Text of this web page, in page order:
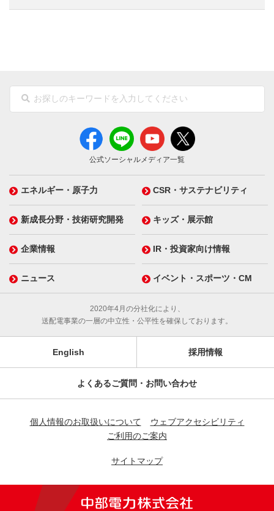
公式ソーシャルメディア一覧
エネルギー・原子力 CSR・サステナビリティ
新成長分野・技術研究開発 キッズ・展示館
企業情報 IR・投資家向け情報
ニュース イベント・スポーツ・CM
2020年4月の分社化により、
送配電事業の一層の中立性・公平性を確保しております。
English 採用情報
よくあるご質問・お問い合わせ
個人情報のお取扱いについて
ウェブアクセシビリティ
ご利用のご案内
サイトマップ